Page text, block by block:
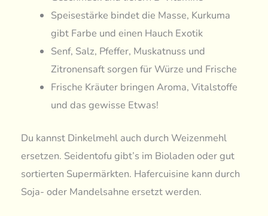
Speisestärke bindet die Masse, Kurkuma
gibt Farbe und einen Hauch Exotik
Senf, Salz, Pfeffer, Muskatnuss und
Zitronensaft sorgen für Würze und Frische
Frische Kräuter bringen Aroma, Vitalstoffe
und das gewisse Etwas!
Du kannst Dinkelmehl auch durch Weizenmehl
ersetzen. Seidentofu gibt’s im Bioladen oder gut
sortierten Supermärkten. Hafercuisine kann durch
Soja- oder Mandelsahne ersetzt werden.